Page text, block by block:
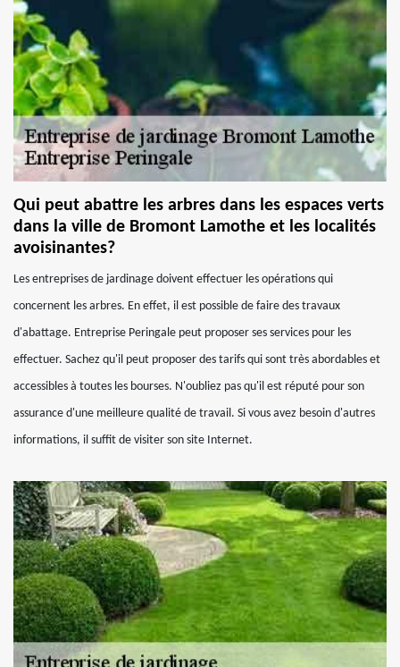
Qui peut abattre les arbres dans les espaces verts
dans la ville de Bromont Lamothe et les localités
avoisinantes?
Les entreprises de jardinage doivent effectuer les opérations qui
concernent les arbres. En effet, il est possible de faire des travaux
d'abattage. Entreprise Peringale peut proposer ses services pour les
effectuer. Sachez qu'il peut proposer des tarifs qui sont très abordables et
accessibles à toutes les bourses. N'oubliez pas qu'il est réputé pour son
assurance d'une meilleure qualité de travail. Si vous avez besoin d'autres
informations, il suffit de visiter son site Internet.